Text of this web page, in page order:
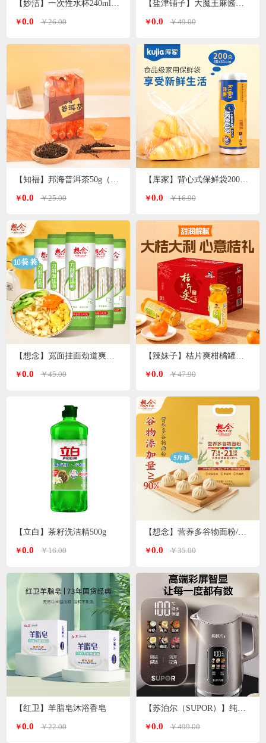
【妙洁】一次性水杯240ml 120只装
￥0.0 ￥26.00
【知福】邦海普洱茶50g（加送20g）
￥0.0 ￥25.00
￥0.0 ￥45.00
【立白】茶籽洗洁精500g
￥0.0 ￥16.00
【红卫】羊脂皂沐浴香皂
￥0.0 ￥22.00
【盐津铺子】大魔王麻酱素毛肚200g*3袋（香辣麻酱味）
￥0.0 ￥49.00
【库家】背心式保鲜袋200只 30*35cmKJ-1362
￥0.0 ￥16.90
￥0.0 ￥47.90
￥0.0 ￥35.00
￥0.0 ￥499.00